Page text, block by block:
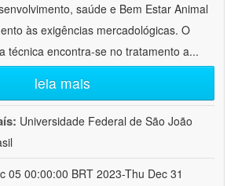
saúde e Bem Estar Animal
às exigências mercadológicas. O
técnica encontra-se no tratamento a...
leia mais
Universidade Federal de São João
05 00:00:00 BRT 2023-Thu Dec 31